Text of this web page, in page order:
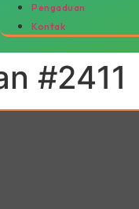
Pengaduan
Kontak
#2411